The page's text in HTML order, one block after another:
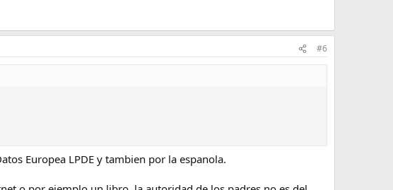
identificar al menor o supongan algunaintromisión en su derecho al#6
Europea LPDE y tambien por la espanola.